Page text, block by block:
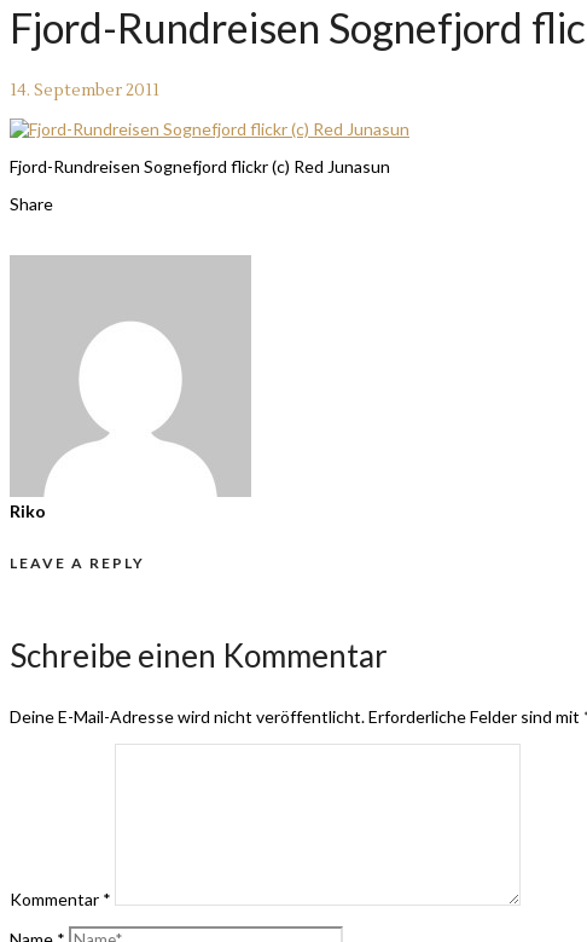
Fjord-Rundreisen Sognefjord
14. September 2011
Fjord-Rundreisen Sognefjord flickr (c) Red Junasun
Share
Riko
LEAVE A REPLY
Schreibe einen Kommentar
Deine E-Mail-Adresse wird nicht veröffentlicht.Erforderliche Felder sind mit
Kommentar *